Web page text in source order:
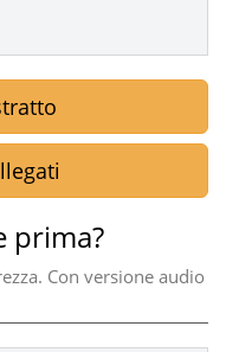
prima?
Con versione audio